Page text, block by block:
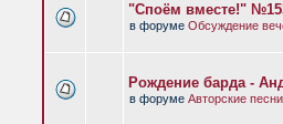
"Споём вместе!"
в форуме Обсуждение
Рождение барда -
в форуме Авторские песни